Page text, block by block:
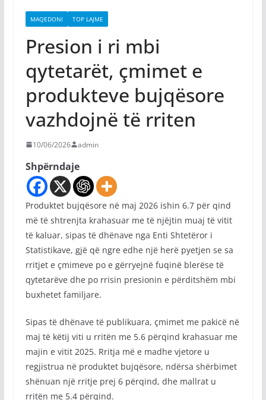
MAQEDONI TOP LAJME
Presion i ri mbi
qytetarët, çmimet e
produkteve bujqësore
vazhdojnë të rriten
10/06/2026 admin
Shpërndaje
Produktet bujqësore në maj 2026 ishin 6.7 për qind
më të shtrenjta krahasuar me të njëjtin muaj të vitit
të kaluar, sipas të dhënave nga Enti Shtetëror i
Statistikave, gjë që ngre edhe një herë pyetjen se sa
rritjet e çmimeve po e gërryejnë fuqinë blerëse të
qytetarëve dhe po rrisin presionin e përditshëm mbi
buxhetet familjare.
Sipas të dhënave të publikuara, çmimet me pakicë në
maj të këtij viti u rritën me 5.6 përqind krahasuar me
majin e vitit 2025. Rritja më e madhe vjetore u
regjistrua në produktet bujqësore, ndërsa shërbimet
shënuan një rritje prej 6 përqind, dhe mallrat u
rritën me 5.4 përqind.